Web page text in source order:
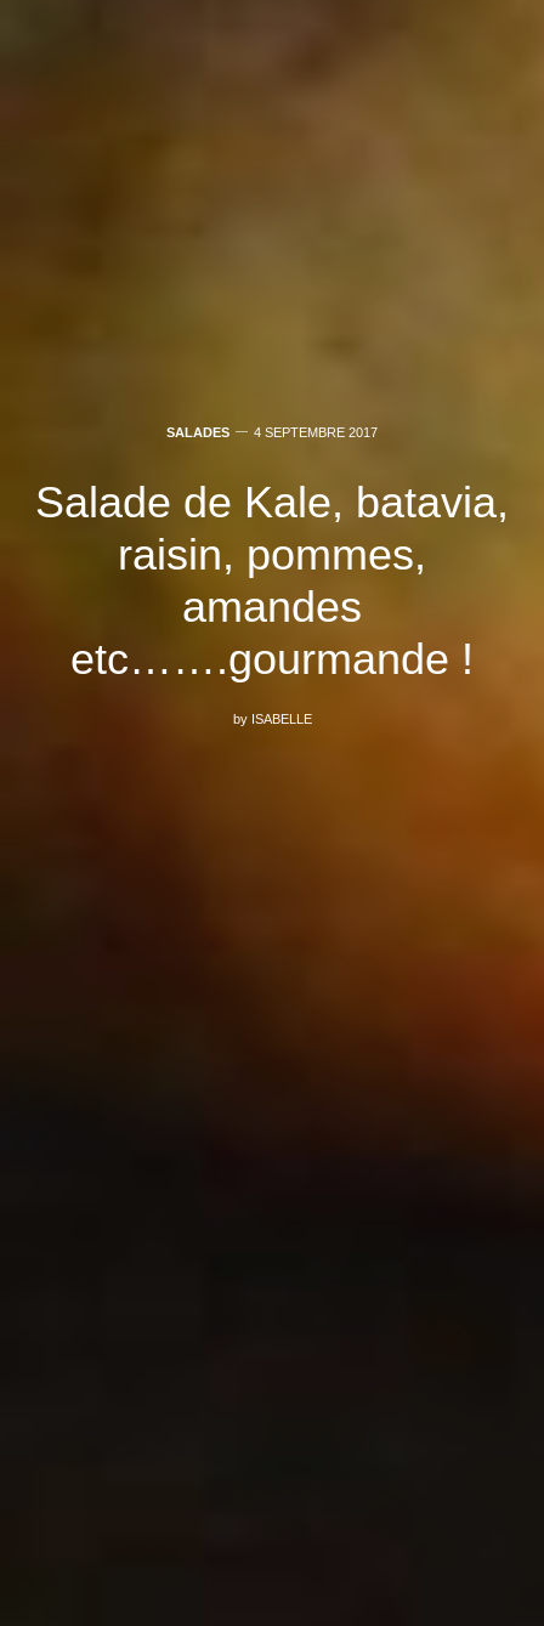
SALADES 4 SEPTEMBRE 2017
Salade de Kale, batavia,
raisin, pommes,
amandes
etc…….gourmande !
by ISABELLE